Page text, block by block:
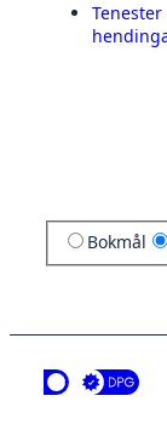
Tenester
Bokmål